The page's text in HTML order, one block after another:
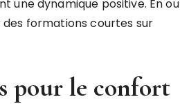
une dynamique positive. En
formations courtes sur
pour le confort